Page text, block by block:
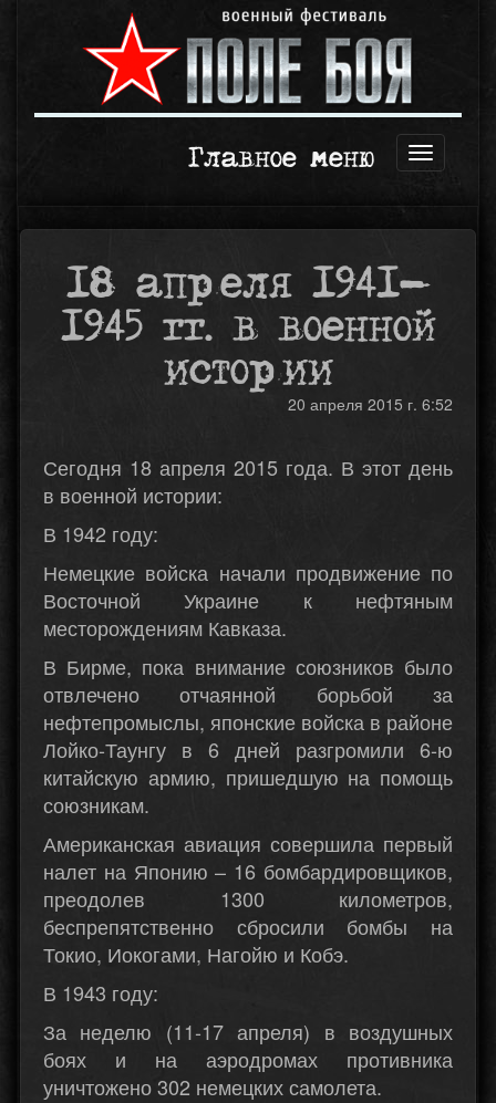
Открыть
Главное меню
18 апреля 1941-
1945 гг. в военной
истории
20 апреля 2015 г. 6:52
Сегодня 18 апреля 2015 года. В этот день
в военной истории:
В 1942 году:
Немецкие войска начали продвижение по
Восточной Украине к нефтяным
месторождениям Кавказа.
В Бирме, пока внимание союзников было
отвлечено отчаянной борьбой за
нефтепромыслы, японские войска в районе
Лойко-Таунгу в 6 дней разгромили 6-ю
китайскую армию, пришедшую на помощь
союзникам.
Американская авиация совершила первый
налет на Японию – 16 бомбардировщиков,
преодолев 1300 километров,
беспрепятственно сбросили бомбы на
Токио, Иокогами, Нагойю и Кобэ.
В 1943 году:
За неделю (11-17 апреля) в воздушных
боях и на аэродромах противника
уничтожено 302 немецких самолета.